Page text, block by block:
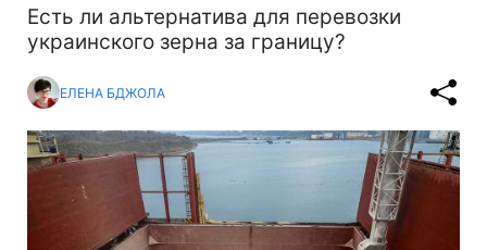
Есть ли альтернатива для перевозки
украинского зерна за границу?
ЕЛЕНА БДЖОЛА